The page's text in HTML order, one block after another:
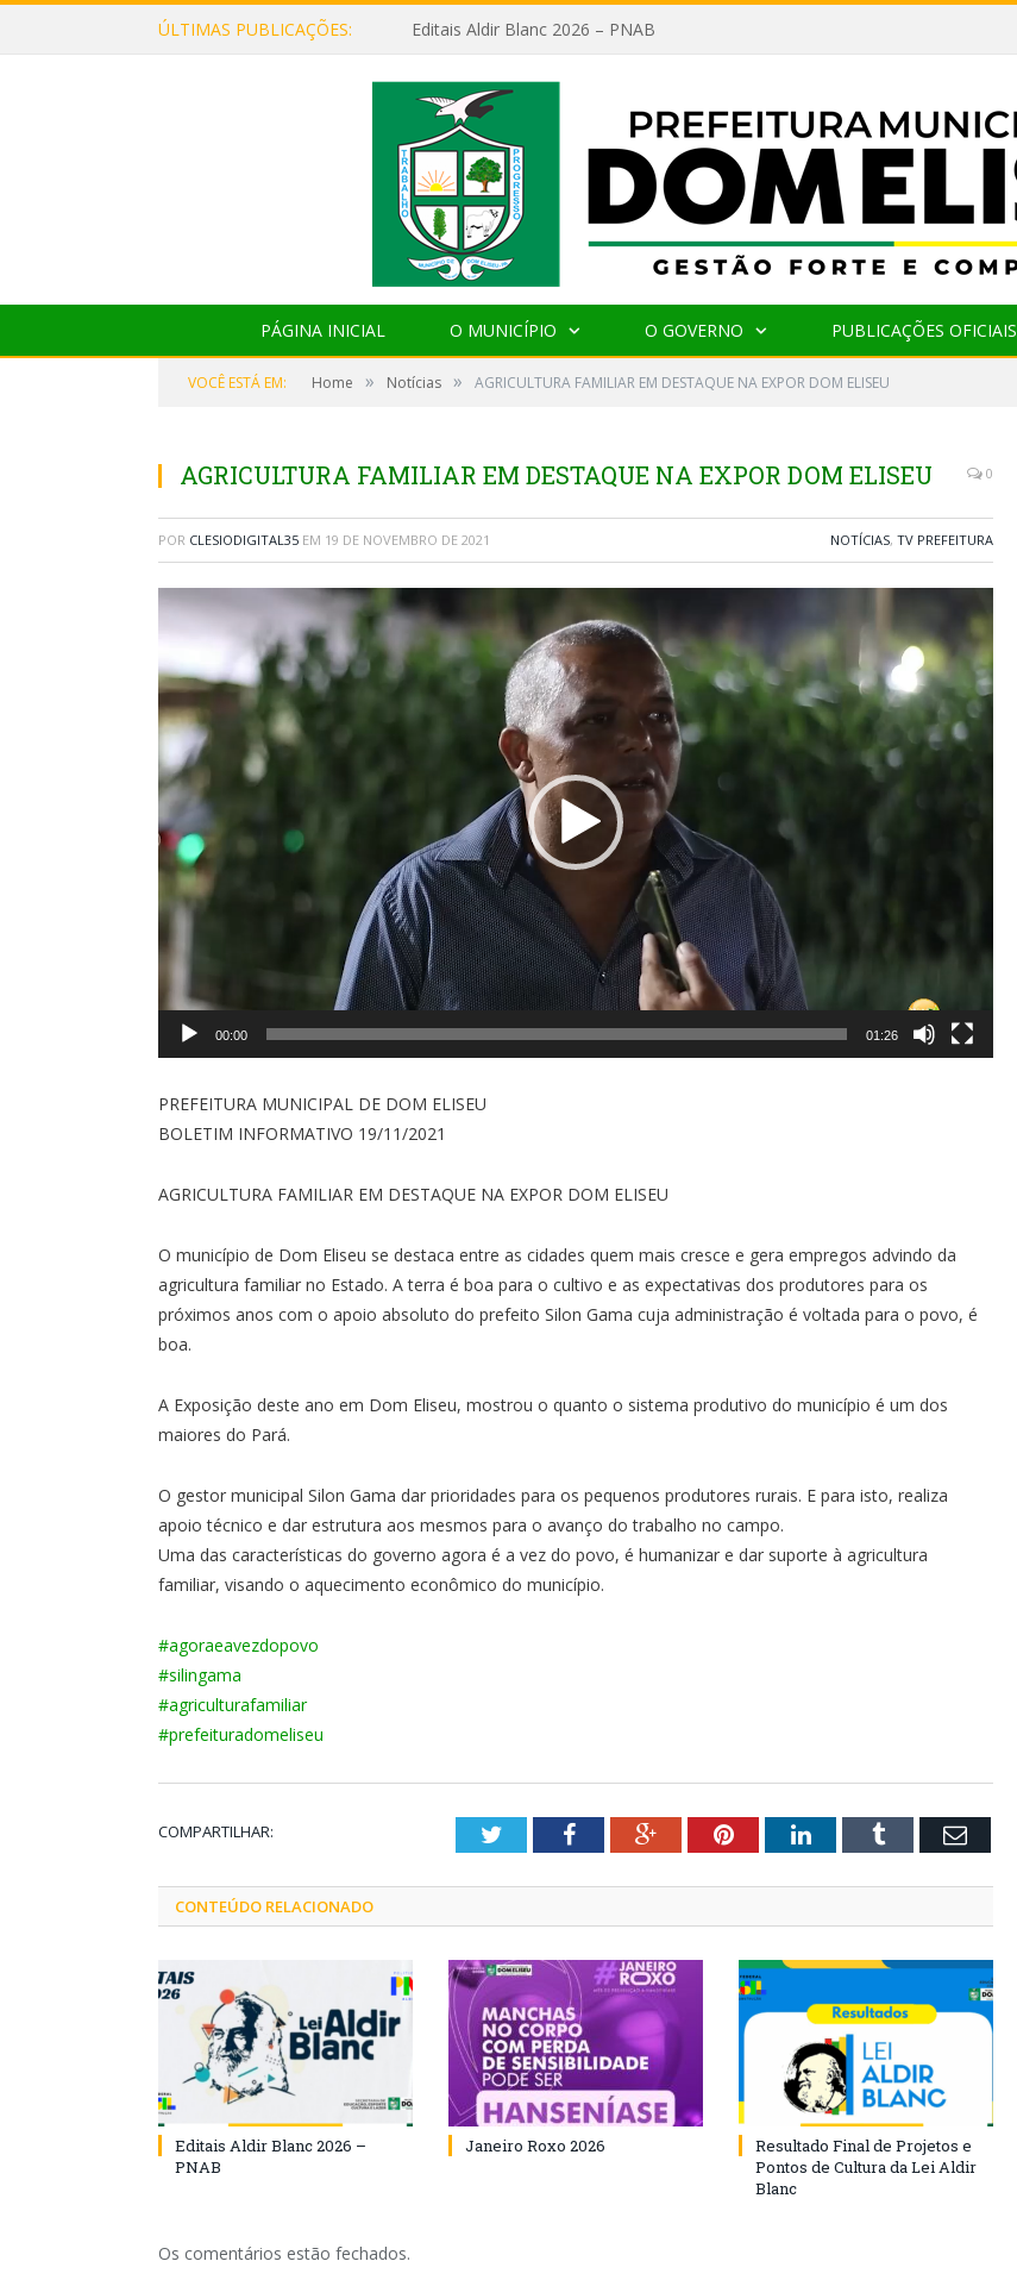
ÚLTIMAS PUBLICAÇÕES: Editais Aldir Blanc 2026 – PNAB
PÁGINA INICIAL O MUNICÍPIO O GOVERNO PUBLICAÇÕES OFICIAIS
VOCÊ ESTÁ EM: Home » Notícias » AGRICULTURA FAMILIAR EM DESTAQUE NA EXPOR DOM ELISEU
AGRICULTURA FAMILIAR EM DESTAQUE NA EXPOR DOM ELISEU 0
POR CLESIODIGITAL35 EM 19 DE NOVEMBRO DE 2021 NOTÍCIAS, TV PREFEITURA
Tocador
de
vídeo
00:00 01:26
PREFEITURA MUNICIPAL DE DOM ELISEU
BOLETIM INFORMATIVO 19/11/2021
AGRICULTURA FAMILIAR EM DESTAQUE NA EXPOR DOM ELISEU
O município de Dom Eliseu se destaca entre as cidades quem mais cresce e gera empregos advindo da
agricultura familiar no Estado. A terra é boa para o cultivo e as expectativas dos produtores para os
próximos anos com o apoio absoluto do prefeito Silon Gama cuja administração é voltada para o povo, é
boa.
A Exposição deste ano em Dom Eliseu, mostrou o quanto o sistema produtivo do município é um dos
maiores do Pará.
O gestor municipal Silon Gama dar prioridades para os pequenos produtores rurais. E para isto, realiza
apoio técnico e dar estrutura aos mesmos para o avanço do trabalho no campo.
Uma das características do governo agora é a vez do povo, é humanizar e dar suporte à agricultura
familiar, visando o aquecimento econômico do município.
#agoraeavezdopovo
#silingama
#agriculturafamiliar
#prefeituradomeliseu
COMPARTILHAR: TwitterFacebookGoogle+PinterestLinkedInTumblr Email
CONTEÚDO RELACIONADO
Editais Aldir Blanc 2026 –
PNAB
Janeiro Roxo 2026
Resultado Final de Projetos e
Pontos de Cultura da Lei Aldir
Blanc
Os comentários estão fechados.